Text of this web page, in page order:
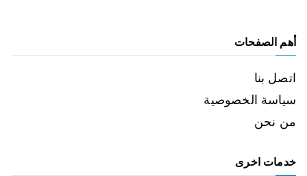
أهم الصفحات
اتصل بنا
سياسة الخصوصية
من نحن
خدمات اخرى